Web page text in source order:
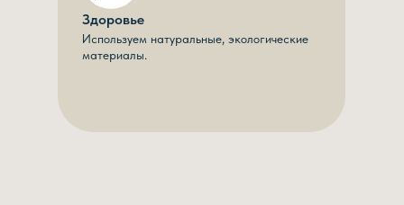
Здоровье
Используем натуральные, экологические
материалы.